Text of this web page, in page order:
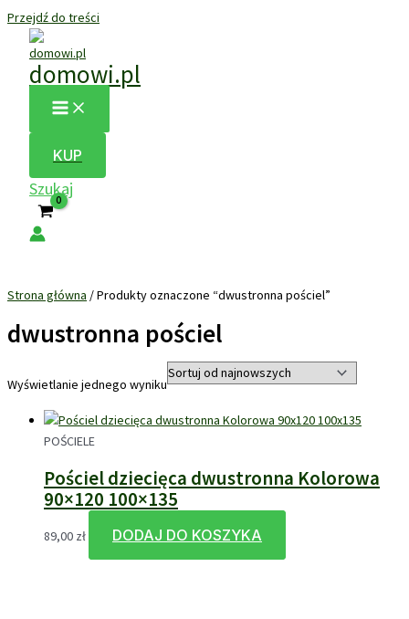
Przejdź do treści
domowi.pl
KUP
Szukaj
Strona główna / Produkty oznaczone “dwustronna pościel”
dwustronna pościel
Wyświetlanie jednego wyniku
POŚCIELE
Pościel dziecięca dwustronna Kolorowa
90×120 100×135
89,00 zł DODAJ DO KOSZYKA